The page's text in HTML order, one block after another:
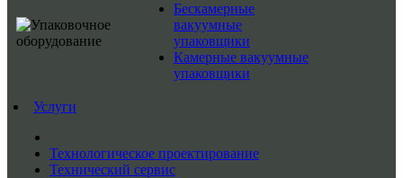
Бескамерные
вакуумные
упаковщики
Камерные вакуумные
упаковщики
Услуги
Технологическое проектирование
Технический сервис